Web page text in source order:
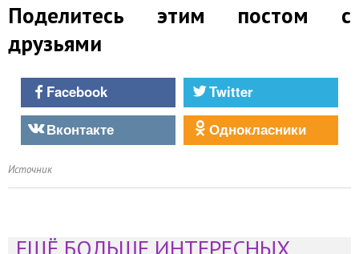
Поделитесь этим постом с
друзьями
Facebook
Twitter
Вконтакте
Однокласники
Источник